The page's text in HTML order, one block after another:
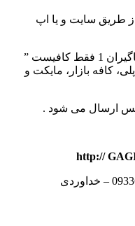
طریق سایت و یا اپ
برای دریافت و دانلود اپ فروشگاهی گاگیران 1 فقط کافیست ”
را در گوگل پلی، کافه بازار، مایکت و
ارسال می شود .
http://